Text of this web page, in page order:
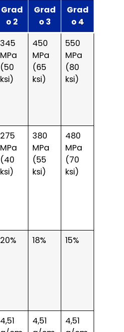
Grad
o 2
Grad
o 3
Grad
o 4
345
MPa
(50
ksi)
450
MPa
(65
ksi)
550
MPa
(80
ksi)
275
MPa
(40
ksi)
380
MPa
(55
ksi)
480
MPa
(70
ksi)
20% 18% 15%
4,51
4,51
4,51